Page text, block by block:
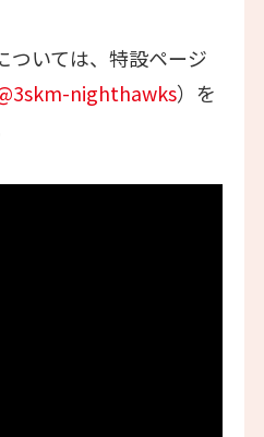
ついては、特設ページ
nighthawks）を